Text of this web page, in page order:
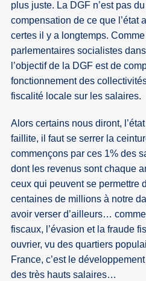
plus juste. La DGF n’est pas
compensation de ce que l’état
certes il y a longtemps.
parlementaires socialistes
l’objectif de la DGF est de
fonctionnement des
fiscalité locale sur les salaires.
Alors certains nous diront,
faillite, il faut se serrer la
commençons par ces 1% des
dont les revenus sont chaque
ceux qui peuvent se permettre
centaines de millions à notre
avoir verser d’ailleurs…
fiscaux, l’évasion et la fraude
ouvrier, vu des quartiers
France, c’est le
des très hauts salaires…